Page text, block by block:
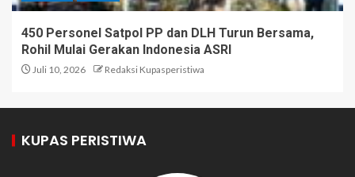
450 Personel Satpol PP dan DLH Turun Bersama,
Rohil Mulai Gerakan Indonesia ASRI
Juli 10, 2026 Redaksi Kupasperistiwa
KUPAS PERISTIWA